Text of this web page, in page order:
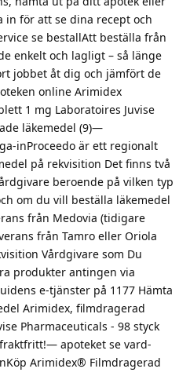
in för att se dina recept och
se bestallAtt beställa från
enkelt och lagligt – så länge
jobbet åt dig och jämfört de
online Arimidex
1 mg Laboratoires Juvise
läkemedel (9)—
inProceedo är ett regionalt
på rekvisition Det finns två
beroende på vilken typ
om du vill beställa läkemedel
från Medovia (tidigare
från Tamro eller Oriola
Vårdgivare som Du
produkter antingen via
e-tjänster på 1177 Hämta
Arimidex, filmdragerad
Pharmaceuticals - 98 styck
apoteket se vard-
Arimidex® Filmdragerad